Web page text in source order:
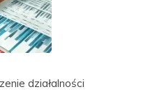
działalności